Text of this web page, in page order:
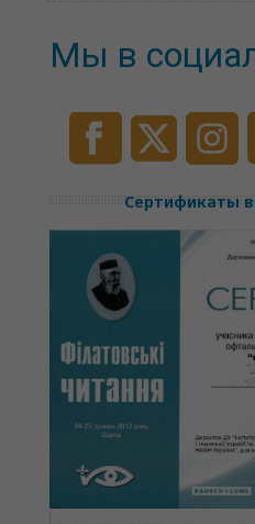
Мы в
Сертификаты